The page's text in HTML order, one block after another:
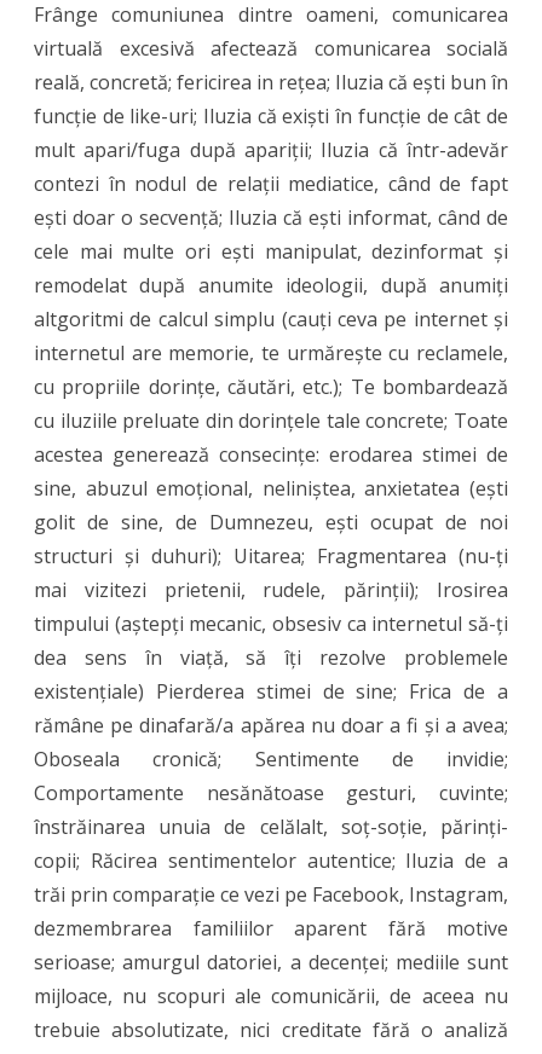
Frânge comuniunea dintre oameni, comunicarea
virtuală excesivă afectează comunicarea socială
reală, concretă; fericirea in rețea; Iluzia că ești bun în
funcție de like-uri; Iluzia că exiști în funcție de cât de
mult apari/fuga după apariții; Iluzia că într-adevăr
contezi în nodul de relații mediatice, când de fapt
ești doar o secvență; Iluzia că ești informat, când de
cele mai multe ori ești manipulat, dezinformat și
remodelat după anumite ideologii, după anumiți
altgoritmi de calcul simplu (cauți ceva pe internet și
internetul are memorie, te urmărește cu reclamele,
cu propriile dorințe, căutări, etc.); Te bombardează
cu iluziile preluate din dorințele tale concrete; Toate
acestea generează consecințe: erodarea stimei de
sine, abuzul emoțional, neliniștea, anxietatea (ești
golit de sine, de Dumnezeu, ești ocupat de noi
structuri și duhuri); Uitarea; Fragmentarea (nu-ți
mai vizitezi prietenii, rudele, părinții); Irosirea
timpului (aștepți mecanic, obsesiv ca internetul să-ți
dea sens în viață, să îți rezolve problemele
existențiale) Pierderea stimei de sine; Frica de a
rămâne pe dinafară/a apărea nu doar a fi și a avea;
Oboseala cronică; Sentimente de invidie;
Comportamente nesănătoase gesturi, cuvinte;
înstrăinarea unuia de celălalt, soț-soție, părinți-
copii; Răcirea sentimentelor autentice; Iluzia de a
trăi prin comparație ce vezi pe Facebook, Instagram,
dezmembrarea familiilor aparent fără motive
serioase; amurgul datoriei, a decenței; mediile sunt
mijloace, nu scopuri ale comunicării, de aceea nu
trebuie absolutizate, nici creditate fără o analiză